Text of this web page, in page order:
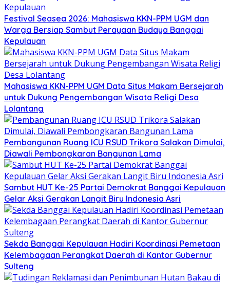
Festival Seasea 2026: Mahasiswa KKN-PPM UGM dan
Warga Bersiap Sambut Perayaan Budaya Banggai
Kepulauan
Mahasiswa KKN-PPM UGM Data Situs Makam Bersejarah
untuk Dukung Pengembangan Wisata Religi Desa
Lolantang
Pembangunan Ruang ICU RSUD Trikora Salakan Dimulai,
Diawali Pembongkaran Bangunan Lama
Sambut HUT Ke-25 Partai Demokrat Banggai Kepulauan
Gelar Aksi Gerakan Langit Biru Indonesia Asri
Sekda Banggai Kepulauan Hadiri Koordinasi Pemetaan
Kelembagaan Perangkat Daerah di Kantor Gubernur
Sulteng